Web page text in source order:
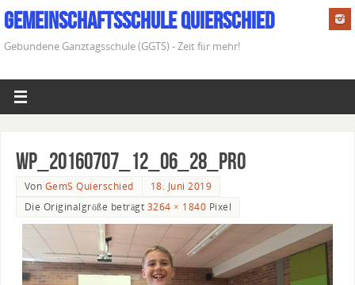
Gemeinschaftsschule Quierschied
Gebundene Ganztagsschule (GGTS) - Zeit für mehr!
WP_20160707_12_06_28_Pro
Von GemS Quierschied
18. Juni 2019
Die Originalgröße beträgt 3264 × 1840 Pixel